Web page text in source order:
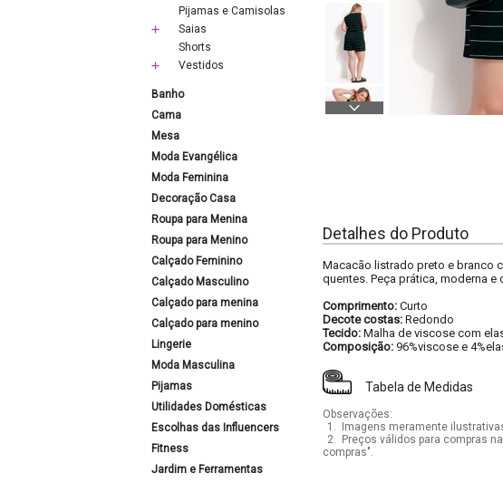
Pijamas e Camisolas
Saias
Shorts
Vestidos
Banho
Cama
Mesa
Moda Evangélica
Moda Feminina
Decoração Casa
Roupa para Menina
Roupa para Menino
Calçado Feminino
Calçado Masculino
Calçado para menina
Calçado para menino
Lingerie
Moda Masculina
Pijamas
Utilidades Domésticas
Escolhas das Influencers
Fitness
Jardim e Ferramentas
Detalhes do Produto
Macacão listrado preto e branco
quentes. Peça prática, moderna
Comprimento: Curto
Decote costas: Redondo
Tecido: Malha de viscose com
Composição: 96%viscose e
Tabela de Medidas
Observações:
1.
Imagens meramente
2.
Preços válidos para compras
compras".